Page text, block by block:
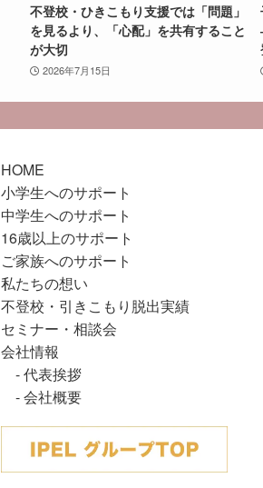
不登校・ひきこもり支援では「問題」
を見るより、「心配」を共有すること
が大切
2026年7月15日
HOME
小学生へのサポート
中学生へのサポート
16歳以上のサポート
ご家族へのサポート
私たちの想い
不登校・引きこもり脱出実績
セミナー・相談会
会社情報
代表挨拶
会社概要